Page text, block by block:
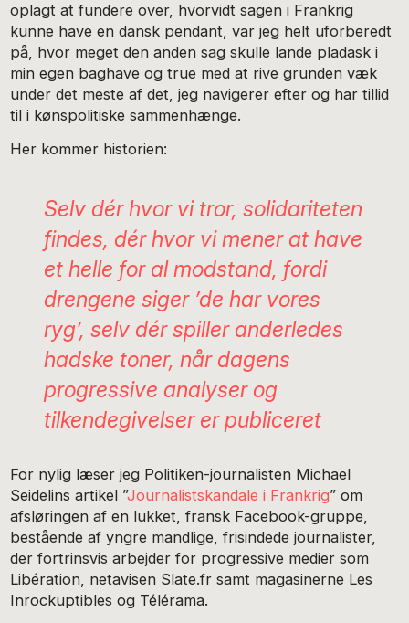
oplagt at fundere over, hvorvidt sagen i Frankrig
kunne have en dansk pendant, var jeg helt uforberedt
på, hvor meget den anden sag skulle lande pladask i
min egen baghave og true med at rive grunden væk
under det meste af det, jeg navigerer efter og har tillid
til i kønspolitiske sammenhænge.
Her kommer historien:
Selv dér hvor vi tror, solidariteten
findes, dér hvor vi mener at have
et helle for al modstand, fordi
drengene siger ’de har vores
ryg’, selv dér spiller anderledes
hadske toner, når dagens
progressive analyser og
tilkendegivelser er publiceret
For nylig læser jeg Politiken-journalisten Michael
Seidelins artikel ”Journalistskandale i Frankrig” om
afsløringen af en lukket, fransk Facebook-gruppe,
bestående af yngre mandlige, frisindede journalister,
der fortrinsvis arbejder for progressive medier som
Libération, netavisen Slate.fr samt magasinerne Les
Inrockuptibles og Télérama.